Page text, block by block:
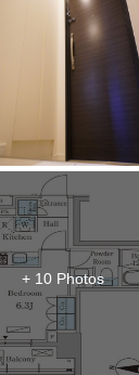
+ 10 Photos